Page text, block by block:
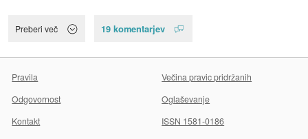
Preberi več 19 komentarjev
Pravila
Večina pravic pridržanih
Odgovornost
Oglaševanje
Kontakt
ISSN 1581-0186